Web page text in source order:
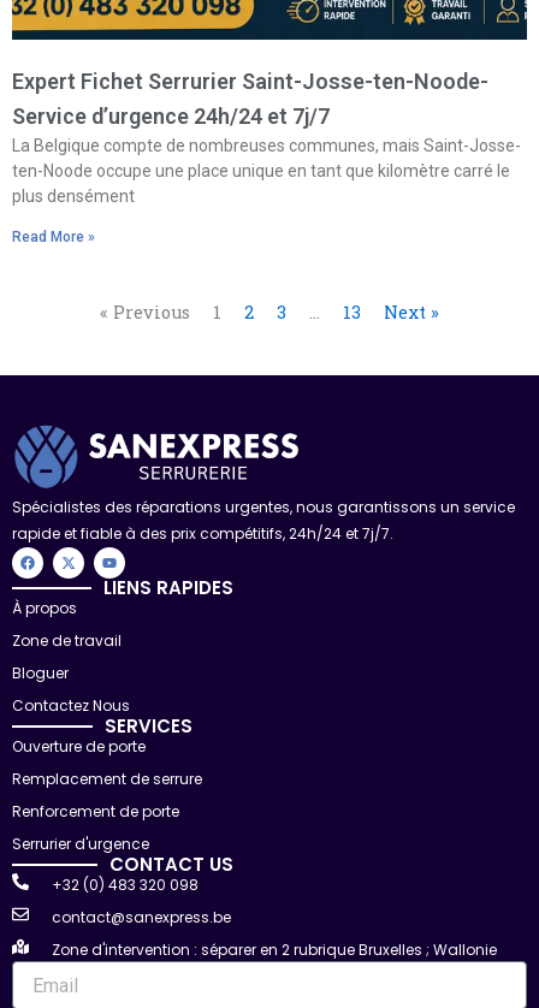
Expert Fichet Serrurier Saint-Josse-ten-Noode-
Service d’urgence 24h/24 et 7j/7
La Belgique compte de nombreuses communes, mais Saint-Josse-
ten-Noode occupe une place unique en tant que kilomètre carré le
plus densément
Read More »
« Previous 1 2 3 … 13 Next »
Spécialistes des réparations urgentes, nous garantissons un service
rapide et fiable à des prix compétitifs, 24h/24 et 7j/7.
F
a
c
b
o
X
-
t
i
t
r
Y
o
u
t
e
LIENS RAPIDES
À propos
Zone de travail
Bloguer
Contactez Nous
SERVICES
Ouverture de porte
Remplacement de serrure
Renforcement de porte
Serrurier d'urgence
CONTACT US
+32 (0) 483 320 098
contact@sanexpress.be
Zone d'intervention : séparer en 2 rubrique Bruxelles ; Wallonie